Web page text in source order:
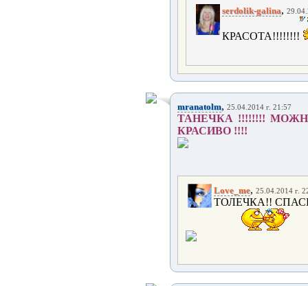
serdolik-galina,
КРАСОТА!!!!!!!!
mranatolm, 25.04.2014 г. 21:57
ТАНЕЧКА !!!!!!!!
КРАСИВО !!!!
Love_me, 25.04.2014 г.
ТОЛЕЧКА!!